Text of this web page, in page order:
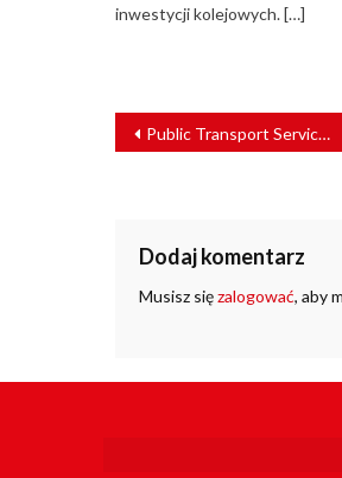
inwestycji kolejowych. […]
NAWIGACJA
WPISU
Public Transport Service blisko kontraktu na naprawę główną śląskich Flirtów
Dodaj komentarz
Musisz sięzalogować, aby